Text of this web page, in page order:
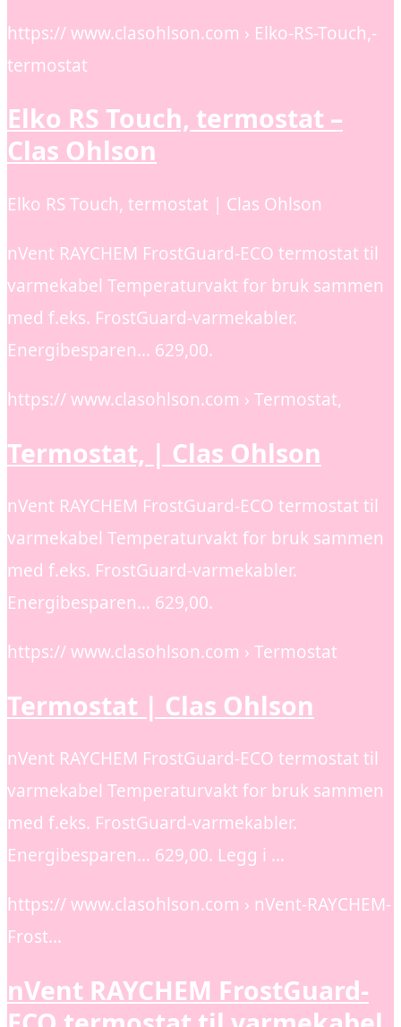
https:// www.clasohlson.com › Elko-RS-Touch,-
termostat
Elko RS Touch, termostat –
Clas Ohlson
Elko RS Touch, termostat | Clas Ohlson
nVent RAYCHEM FrostGuard-ECO termostat til
varmekabel Temperaturvakt for bruk sammen
med f.eks. FrostGuard-varmekabler.
Energibesparen… 629,00.
https:// www.clasohlson.com › Termostat,
Termostat, | Clas Ohlson
nVent RAYCHEM FrostGuard-ECO termostat til
varmekabel Temperaturvakt for bruk sammen
med f.eks. FrostGuard-varmekabler.
Energibesparen… 629,00.
https:// www.clasohlson.com › Termostat
Termostat | Clas Ohlson
nVent RAYCHEM FrostGuard-ECO termostat til
varmekabel Temperaturvakt for bruk sammen
med f.eks. FrostGuard-varmekabler.
Energibesparen… 629,00. Legg i …
https:// www.clasohlson.com › nVent-RAYCHEM-
Frost…
nVent RAYCHEM FrostGuard-